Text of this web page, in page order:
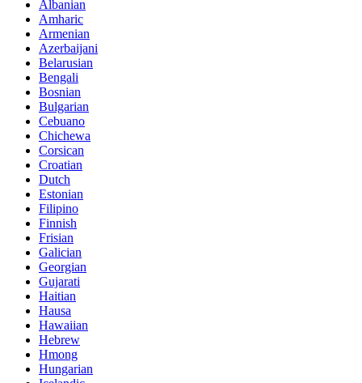
Albanian
Amharic
Armenian
Azerbaijani
Belarusian
Bengali
Bosnian
Bulgarian
Cebuano
Chichewa
Corsican
Croatian
Dutch
Estonian
Filipino
Finnish
Frisian
Galician
Georgian
Gujarati
Haitian
Hausa
Hawaiian
Hebrew
Hmong
Hungarian